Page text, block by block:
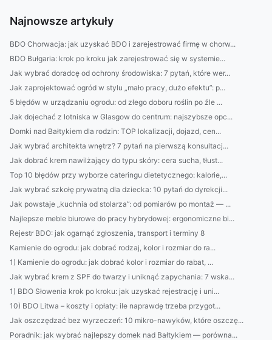
Najnowsze artykuły
BDO Chorwacja: jak uzyskać BDO i zarejestrować firmę w chorw...
BDO Bułgaria: krok po kroku jak zarejestrować się w systemie...
Jak wybrać doradcę od ochrony środowiska: 7 pytań, które wer...
Jak zaprojektować ogród w stylu „mało pracy, dużo efektu”: p...
5 błędów w urządzaniu ogrodu: od złego doboru roślin po źle ...
Jak dojechać z lotniska w Glasgow do centrum: najszybsze opc...
Domki nad Bałtykiem dla rodzin: TOP lokalizacji, dojazd, cen...
Jak wybrać architekta wnętrz? 7 pytań na pierwszą konsultacj...
Jak dobrać krem nawilżający do typu skóry: cera sucha, tłust...
Top 10 błędów przy wyborze cateringu dietetycznego: kalorie,...
Jak wybrać szkołę prywatną dla dziecka: 10 pytań do dyrekcji...
Jak powstaje „kuchnia od stolarza”: od pomiarów po montaż — ...
Najlepsze meble biurowe do pracy hybrydowej: ergonomiczne bi...
Rejestr BDO: jak ogarnąć zgłoszenia, transport i terminy 8
Kamienie do ogrodu: jak dobrać rodzaj, kolor i rozmiar do ra...
1) Kamienie do ogrodu: jak dobrać kolor i rozmiar do rabat, ...
Jak wybrać krem z SPF do twarzy i uniknąć zapychania: 7 wska...
1) BDO Słowenia krok po kroku: jak uzyskać rejestrację i uni...
10) BDO Litwa – koszty i opłaty: ile naprawdę trzeba przygot...
Jak oszczędzać bez wyrzeczeń: 10 mikro-nawyków, które oszczę...
Poradnik: jak wybrać najlepszy domek nad Bałtykiem — porówna...